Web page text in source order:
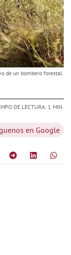
de un bombero forestal.
DE LECTURA: 1 MIN.
en Google